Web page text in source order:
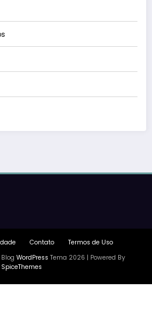
Contato
Termos de Uso
WordPress Tema 2026 | Powered By
SpiceThemes